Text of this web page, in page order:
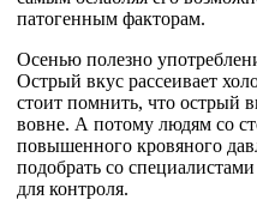
патогенным факторам.
Осенью полезно
Острый вкус рассеивает
стоит помнить, что острый
вовне. А потому людям со
повышенного кровяного
подобрать со
для контроля.